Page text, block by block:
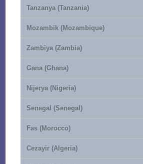
Tanzanya (Tanzania)
Mozambik (Mozambique)
Zambiya (Zambia)
Gana (Ghana)
Nijerya (Nigeria)
Senegal (Senegal)
Fas (Morocco)
Cezayir (Algeria)